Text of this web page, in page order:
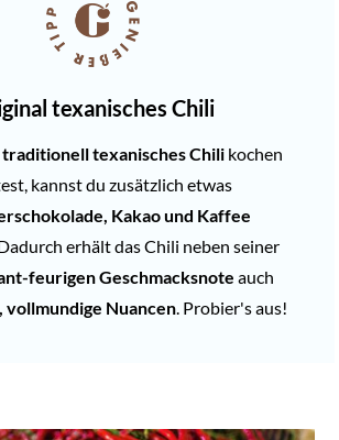
texanisches Chili
traditionell texanisches Chili kochen
kannst du zusätzlich etwas
Kakao und Kaffee
erhält das Chili neben seiner
feurigen Geschmacksnote auch
Nuancen. Probier's aus!